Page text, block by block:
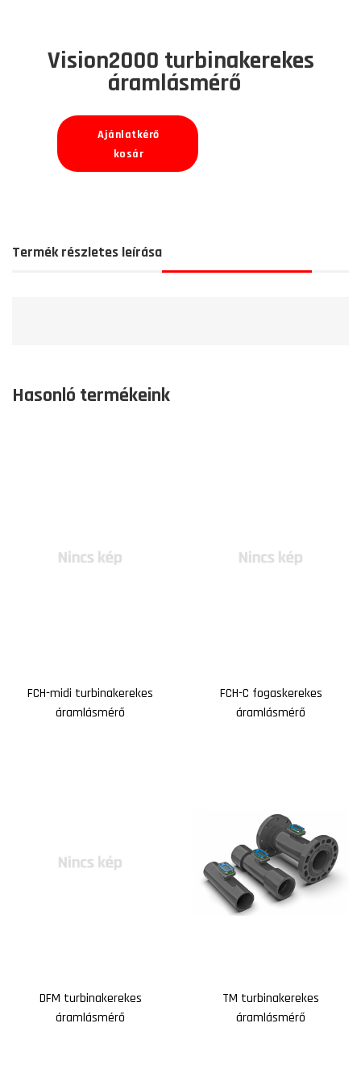
Vision2000 turbinakerekes
áramlásmérő
Ajánlatkérő
kosár
Termék részletes leírása
Hasonló termékeink
FCH-midi turbinakerekes
áramlásmérő
FCH-C fogaskerekes
áramlásmérő
DFM turbinakerekes
áramlásmérő
TM turbinakerekes
áramlásmérő